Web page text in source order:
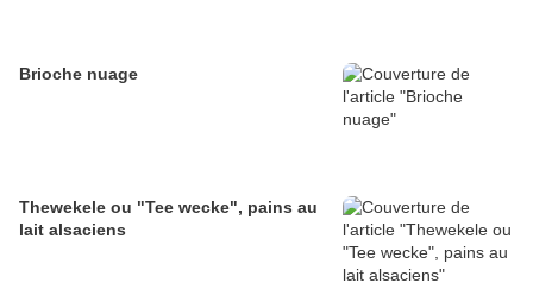
Brioche nuage
Thewekele ou "Tee wecke", pains au
lait alsaciens